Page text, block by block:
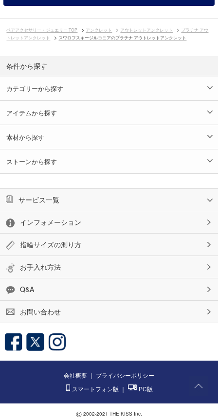
ペアアクセサリー・ジュエリー TOP アンクレット アウトレットアンクレット
プラチナ アウ
トレットアンクレット
スワロフスキージルコニアのプラチナ アウトレットアンクレット
条件から探す
カテゴリーから探す
アイテムから探す
素材から探す
ストーンから探す
サービス一覧
インフォメーション
指輪サイズの測り方
お手入れ方法
Q&A
お問い合わせ
会社概要 ｜ プライバシーポリシー
スマートフォン版 ｜ PC版
© 2002-2021 THE KISS Inc.